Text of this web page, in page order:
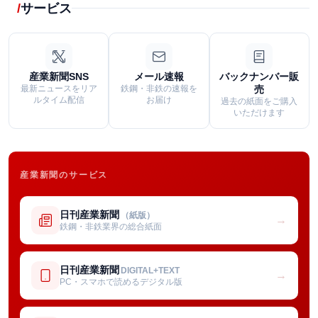
サービス
産業新聞SNS
最新ニュースをリア
ルタイム配信
メール速報
鉄鋼・非鉄の速報を
お届け
バックナンバー販
売
過去の紙面をご購入
いただけます
産業新聞のサービス
日刊産業新聞 （紙版）
鉄鋼・非鉄業界の総合紙面
→
日刊産業新聞 DIGITAL+TEXT
PC・スマホで読めるデジタル版
→